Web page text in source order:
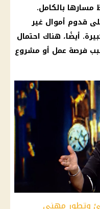
مسارها بالكامل.
قدوم أموال غير
أيضًا، هناك احتمال
فرصة عمل أو مشروع
وتطور مهني